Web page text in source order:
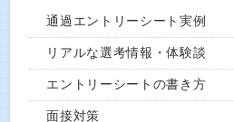
通過エントリーシート実例
リアルな選考情報・体験談
エントリーシートの書き方
面接対策